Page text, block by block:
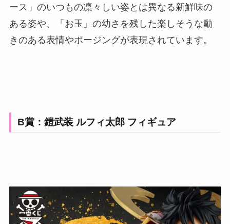
ース」のいつもの凛々しい姿とは異なる新鮮味の
ある姿や、「お玉」の幼さを残した楽しそうな動
きのある表情やポージングが表現されています。
B賞：鎧武装 ルフィ太郎 フィギュア